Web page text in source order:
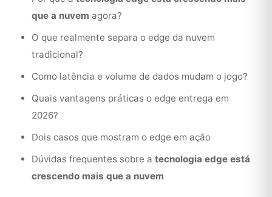
que a nuvem agora?
O que realmente separa o edge da nuvem
tradicional?
Como latência e volume de dados mudam o jogo?
Quais vantagens práticas o edge entrega em
2026?
Dois casos que mostram o edge em ação
Dúvidas frequentes sobre a tecnologia edge está
crescendo mais que a nuvem